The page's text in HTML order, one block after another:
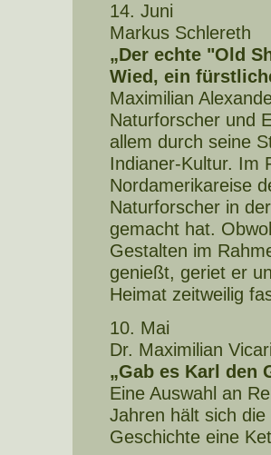
14. Juni
Markus Schlereth
„Der echte "Old
Wied, ein
Maximilian
Naturforscher und
allem durch seine
Indianer-Kultur. Im
Nordamerikareise
Naturforscher in
gemacht hat.
Gestalten im
genießt, geriet er
Heimat zeitweilig
10. Mai
Dr. Maximilian Vicari
„Gab es Karl den
Eine Auswahl an
Jahren hält sich
Geschichte eine